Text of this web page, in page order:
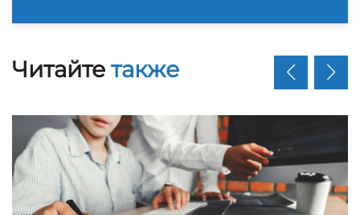
Читайте также